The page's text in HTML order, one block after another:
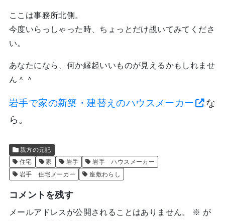
ここは事務所北側。
今度いらっしゃった時、ちょっとだけ覘いてみてくださ
い。
あなたになら、何か縁起いいものが見えるかもしれませ
ん＾＾
岩手で家の新築・建替えのハウスメーカー
な
ら。
親方の元記
住宅
家 岩手
岩手 ハウスメーカー
岩手 住宅メーカー
座敷わらし
コメントを残す
メールアドレスが公開されることはありません。 ※ が